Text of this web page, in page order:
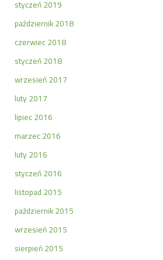
styczeń 2019
październik 2018
czerwiec 2018
styczeń 2018
wrzesień 2017
luty 2017
lipiec 2016
marzec 2016
luty 2016
styczeń 2016
listopad 2015
październik 2015
wrzesień 2015
sierpień 2015